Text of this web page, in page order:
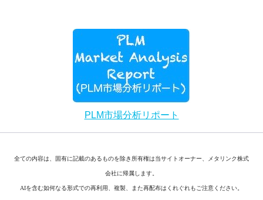
PLM市場分析リポート
全ての内容は、固有に記載のあるものを除き所有権は当サイトオーナー、メタリンク株式
会社に帰属します。
AIを含む如何なる形式での再利用、複製、また再配布はくれぐれもご注意ください。